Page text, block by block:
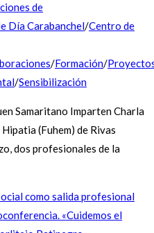
de
Día Carabanchel/Centro de
/Formación/
/Sensibilización
Samaritano Imparten Charla
(Fuhem) de Rivas
dos profesionales de la
como salida profesional